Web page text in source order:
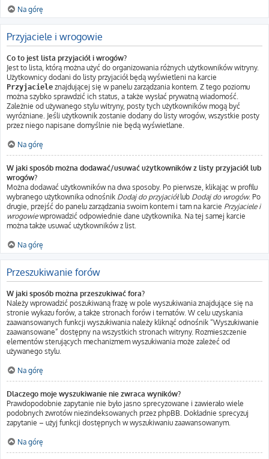
Na górę
Przyjaciele i wrogowie
Co to jest lista przyjaciół i wrogów?
Jest to lista, którą można użyć do organizowania różnych użytkowników witryny.
Użytkownicy dodani do listy przyjaciół będą wyświetleni na karcie
Przyjaciele znajdującej się w panelu zarządzania kontem. Z tego poziomu
można szybko sprawdzić ich status, a także wysłać prywatną wiadomość.
Zależnie od używanego stylu witryny, posty tych użytkowników mogą być
wyróżniane. Jeśli użytkownik zostanie dodany do listy wrogów, wszystkie posty
przez niego napisane domyślnie nie będą wyświetlane.
Na górę
W jaki sposób można dodawać/usuwać użytkowników z listy przyjaciół lub
wrogów?
Można dodawać użytkowników na dwa sposoby. Po pierwsze, klikając w profilu
wybranego użytkownika odnośnik Dodaj do przyjaciółlub Dodaj do wrogów. Po
drugie, przejść do panelu zarządzania swoim kontem i tam na karcie Przyjaciele i
wrogowiewprowadzić odpowiednie dane użytkownika. Na tej samej karcie
można także usuwać użytkowników z list.
Na górę
Przeszukiwanie forów
W jaki sposób można przeszukiwać fora?
Należy wprowadzić poszukiwaną frazę w pole wyszukiwania znajdujące się na
stronie wykazu forów, a także stronach forów i tematów. W celu uzyskania
zaawansowanych funkcji wyszukiwania należy kliknąć odnośnik “Wyszukiwanie
zaawansowane” dostępny na wszystkich stronach witryny. Rozmieszczenie
elementów sterujących mechanizmem wyszukiwania może zależeć od
używanego stylu.
Na górę
Dlaczego moje wyszukiwanie nie zwraca wyników?
Prawdopodobnie zapytanie nie było jasno sprecyzowane i zawierało wiele
podobnych zwrotów niezindeksowanych przez phpBB. Dokładnie sprecyzuj
zapytanie – użyj funkcji dostępnych w wyszukiwaniu zaawansowanym.
Na górę